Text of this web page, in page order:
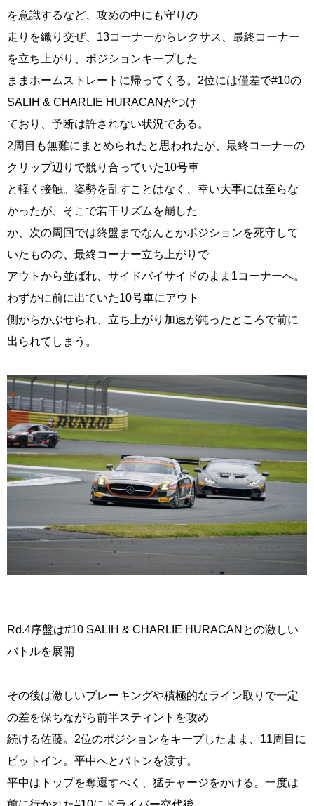
を意識するなど、攻めの中にも守りの
走りを織り交ぜ、13コーナーからレクサス、最終コーナー
を立ち上がり、ポジションキープした
ままホームストレートに帰ってくる。2位には僅差で#10の
SALIH & CHARLIE HURACANがつけ
ており、予断は許されない状況である。
2周目も無難にまとめられたと思われたが、最終コーナーの
クリップ辺りで競り合っていた10号車
と軽く接触。姿勢を乱すことはなく、幸い大事には至らな
かったが、そこで若干リズムを崩した
か、次の周回では終盤までなんとかポジションを死守して
いたものの、最終コーナー立ち上がりで
アウトから並ばれ、サイドバイサイドのまま1コーナーへ。
わずかに前に出ていた10号車にアウト
側からかぶせられ、立ち上がり加速が鈍ったところで前に
出られてしまう。
Rd.4序盤は#10 SALIH & CHARLIE HURACANとの激しい
バトルを展開
その後は激しいブレーキングや積極的なライン取りで一定
の差を保ちながら前半スティントを攻め
続ける佐藤。2位のポジションをキープしたまま、11周目に
ピットイン。平中へとバトンを渡す。
平中はトップを奪還すべく、猛チャージをかける。一度は